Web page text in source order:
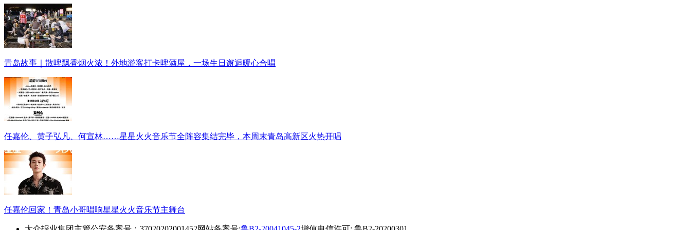
青岛故事｜散啤飘香烟火浓！外地游客打卡啤酒屋，一场生日邂逅暖心合唱
任嘉伦、黄子弘凡、何宣林……星星火火音乐节全阵容集结完毕，本周末青岛高新区火热开唱
任嘉伦回家！青岛小哥唱响星星火火音乐节主舞台